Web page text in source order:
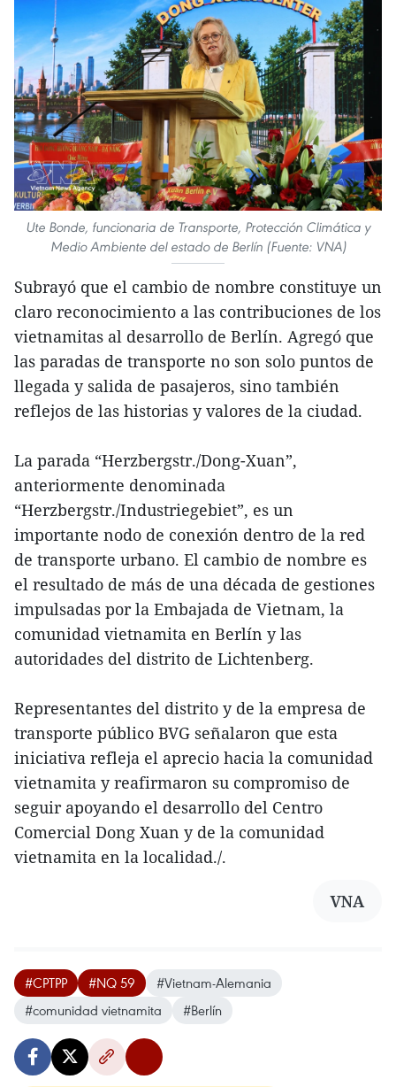
Ute Bonde, funcionaria de Transporte, Protección Climática y
Medio Ambiente del estado de Berlín (Fuente: VNA)
Subrayó que el cambio de nombre constituye un
claro reconocimiento a las contribuciones de los
vietnamitas al desarrollo de Berlín. Agregó que
las paradas de transporte no son solo puntos de
llegada y salida de pasajeros, sino también
reflejos de las historias y valores de la ciudad.
La parada “Herzbergstr./Dong-Xuan”,
anteriormente denominada
“Herzbergstr./Industriegebiet”, es un
importante nodo de conexión dentro de la red
de transporte urbano. El cambio de nombre es
el resultado de más de una década de gestiones
impulsadas por la Embajada de Vietnam, la
comunidad vietnamita en Berlín y las
autoridades del distrito de Lichtenberg.
Representantes del distrito y de la empresa de
transporte público BVG señalaron que esta
iniciativa refleja el aprecio hacia la comunidad
vietnamita y reafirmaron su compromiso de
seguir apoyando el desarrollo del Centro
Comercial Dong Xuan y de la comunidad
vietnamita en la localidad./.
VNA
#CPTPP #NQ 59
#Vietnam-Alemania
#comunidad vietnamita
#Berlín